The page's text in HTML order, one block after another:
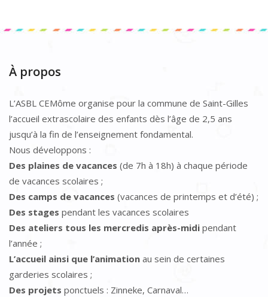
À propos
L’ASBL CEMôme organise pour la commune de Saint-Gilles
l’accueil extrascolaire des enfants dès l’âge de 2,5 ans
jusqu’à la fin de l’enseignement fondamental.
Nous développons :
Des plaines de vacances (de 7h à 18h) à chaque période
de vacances scolaires ;
Des camps de vacances (vacances de printemps et d’été) ;
Des stages pendant les vacances scolaires
Des ateliers tous les mercredis après-midi pendant
l’année ;
L’accueil ainsi que l’animation au sein de certaines
garderies scolaires ;
Des projets ponctuels : Zinneke, Carnaval…